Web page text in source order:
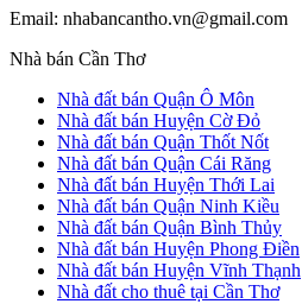
Email: nhabancantho.vn@gmail.com
Nhà bán Cần Thơ
Nhà đất bán Quận Ô Môn
Nhà đất bán Huyện Cờ Đỏ
Nhà đất bán Quận Thốt Nốt
Nhà đất bán Quận Cái Răng
Nhà đất bán Huyện Thới Lai
Nhà đất bán Quận Ninh Kiều
Nhà đất bán Quận Bình Thủy
Nhà đất bán Huyện Phong Điền
Nhà đất bán Huyện Vĩnh Thạnh
Nhà đất cho thuê tại Cần Thơ